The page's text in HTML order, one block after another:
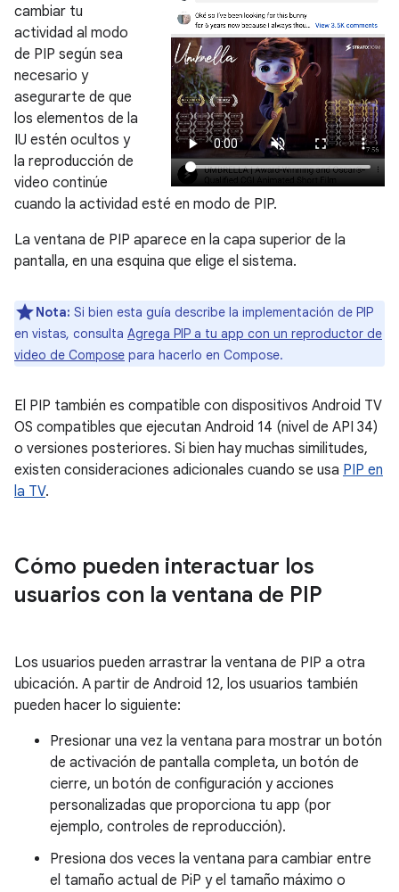
cambiar tu
actividad al modo
de PIP según sea
necesario y
asegurarte de que
los elementos de la
IU estén ocultos y
la reproducción de
video continúe
cuando la actividad esté en modo de PIP.
La ventana de PIP aparece en la capa superior de la
pantalla, en una esquina que elige el sistema.
Nota: Si bien esta guía describe la implementación de PIP
en vistas, consulta Agrega PIP a tu app con un reproductor de
video de Compose para hacerlo en Compose.
El PIP también es compatible con dispositivos Android TV
OS compatibles que ejecutan Android 14 (nivel de API 34)
o versiones posteriores. Si bien hay muchas similitudes,
existen consideraciones adicionales cuando se usa PIP en
la TV.
Cómo pueden interactuar los
usuarios con la ventana de PIP
Los usuarios pueden arrastrar la ventana de PIP a otra
ubicación. A partir de Android 12, los usuarios también
pueden hacer lo siguiente:
Presionar una vez la ventana para mostrar un botón
de activación de pantalla completa, un botón de
cierre, un botón de configuración y acciones
personalizadas que proporciona tu app (por
ejemplo, controles de reproducción).
Presiona dos veces la ventana para cambiar entre
el tamaño actual de PiP y el tamaño máximo o